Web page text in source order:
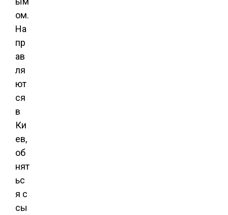
ом.
На
пр
ав
ля
ют
ся
в
Ки
ев,
об
нят
ьс
я с
сы